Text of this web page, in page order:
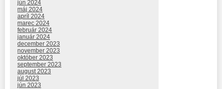
jún 2024
máj 2024
apríl 2024
marec 2024
február 2024
január 2024
december 2023
november 2023
október 2023
september 2023
august 2023
júl 2023
jún 2023